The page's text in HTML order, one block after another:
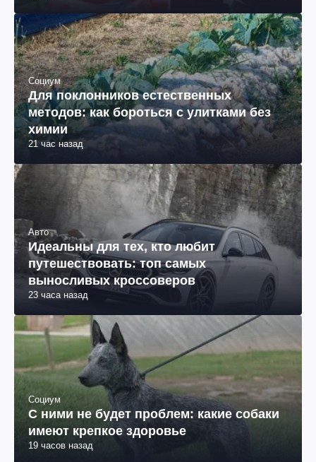
Социум
Для поклонников естественных
методов: как бороться с улитками без
химии
21 час назад
Авто
Идеальны для тех, кто любит
путешествовать: топ самых
выносливых кроссоверов
23 часа назад
Социум
С ними не будет проблем: какие собаки
имеют крепкое здоровье
19 часов назад